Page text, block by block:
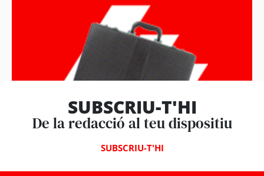
Business
SUBSCRIU-T'HI
De la redacció al teu dispositiu
SUBSCRIU-T'HI